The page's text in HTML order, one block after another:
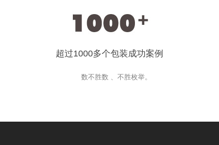
超过1000多个包装成功案例
数不胜数 、不胜枚举。